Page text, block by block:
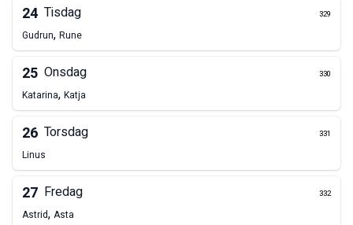
24 Tisdag 329
Gudrun, Rune
25 Onsdag 330
Katarina, Katja
26 Torsdag 331
Linus
27 Fredag 332
Astrid, Asta